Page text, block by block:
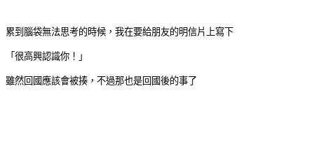
累到腦袋無法思考的時候，我在要給朋友的明信片上寫下
「很高興認識你！」
雖然回國應該會被揍，不過那也是回國後的事了